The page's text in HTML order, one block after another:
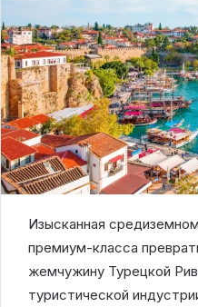
Изысканная
премиум-класса
жемчужину Турецкой
туристической